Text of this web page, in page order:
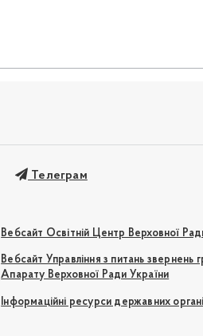
Телеграм
Вебсайт Освітній Центр Верховної
Вебсайт Управління з питань звернень
Апарату Верховної Ради України
Інформаційні ресурси державних